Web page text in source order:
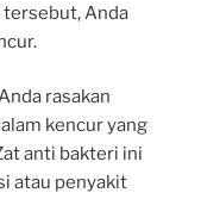
Anda
rasakan
kencur yang
anti bakteri ini
atau penyakit